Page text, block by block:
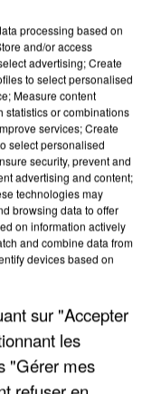
DE LA DZ
processing based on
and/or access
advertising; Create
to select personalised
Measure content
statistics or combinations
services; Create
select personalised
security, prevent and
advertising and content;
technologies may
browsing data to offer
on information actively
and combine data from
devices based on
sur "Accepter
les
"Gérer mes